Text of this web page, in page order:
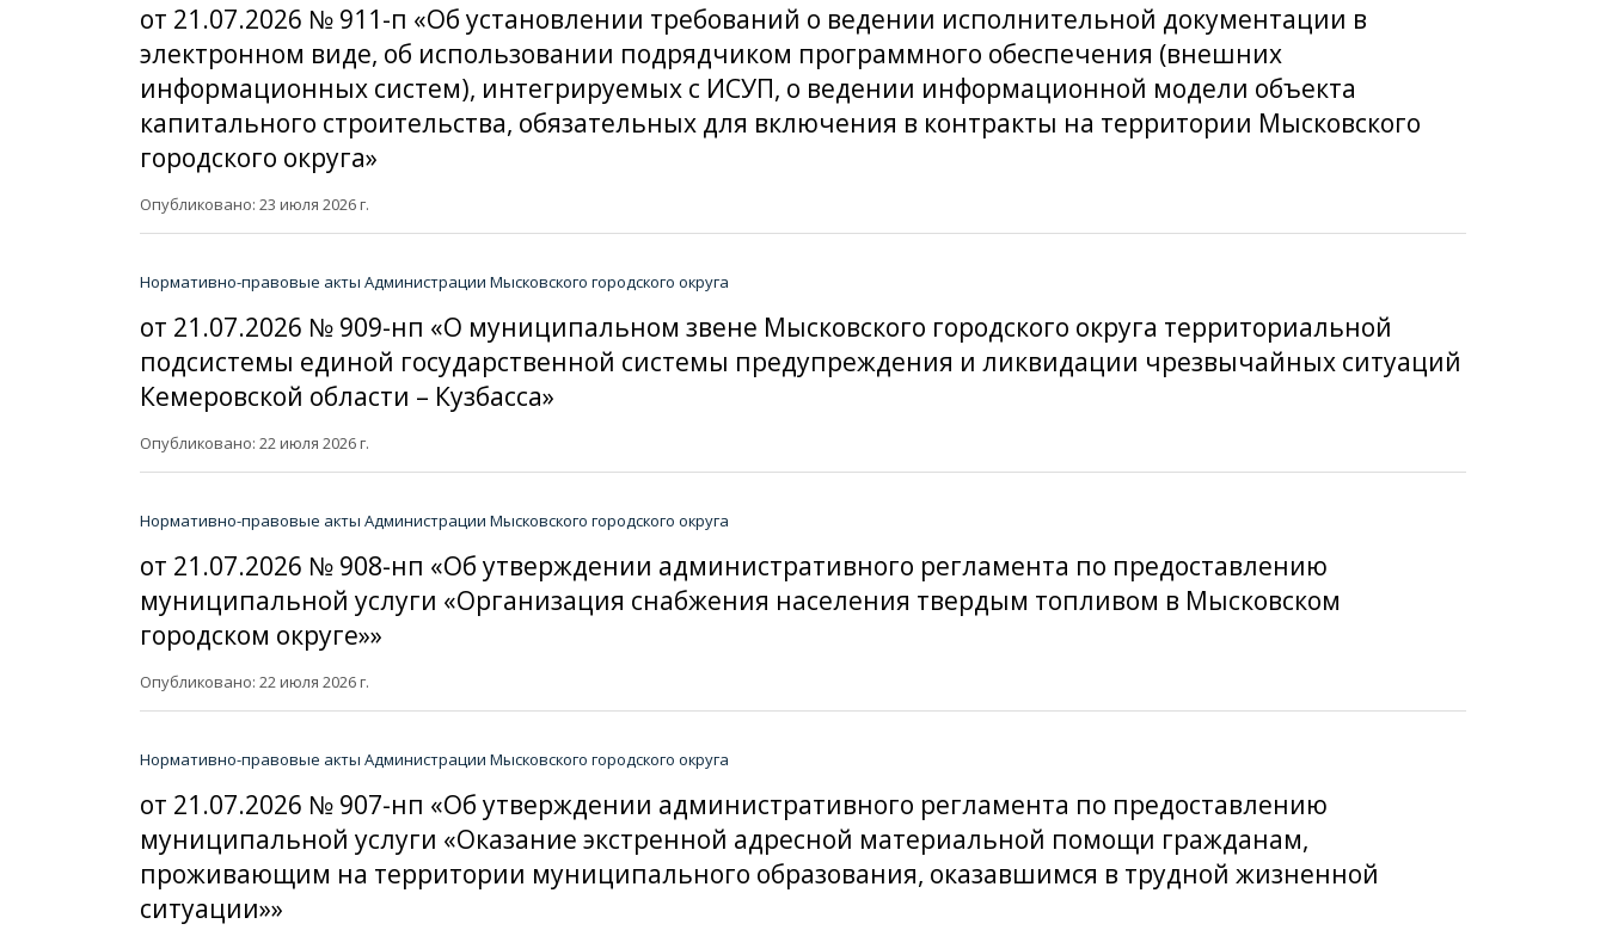
от 21.07.2026 № 911-п «Об установлении требований о ведении исполнительной документации в
электронном виде, об использовании подрядчиком программного обеспечения (внешних
информационных систем), интегрируемых с ИСУП, о ведении информационной модели объекта
капитального строительства, обязательных для включения в контракты на территории Мысковского
городского округа»
Опубликовано: 23 июля 2026 г.
Нормативно-правовые акты Администрации Мысковского городского округа
от 21.07.2026 № 909-нп «О муниципальном звене Мысковского городского округа территориальной
подсистемы единой государственной системы предупреждения и ликвидации чрезвычайных ситуаций
Кемеровской области – Кузбасса»
Опубликовано: 22 июля 2026 г.
Нормативно-правовые акты Администрации Мысковского городского округа
от 21.07.2026 № 908-нп «Об утверждении административного регламента по предоставлению
муниципальной услуги «Организация снабжения населения твердым топливом в Мысковском
городском округе»»
Опубликовано: 22 июля 2026 г.
Нормативно-правовые акты Администрации Мысковского городского округа
от 21.07.2026 № 907-нп «Об утверждении административного регламента по предоставлению
муниципальной услуги «Оказание экстренной адресной материальной помощи гражданам,
проживающим на территории муниципального образования, оказавшимся в трудной жизненной
ситуации»»